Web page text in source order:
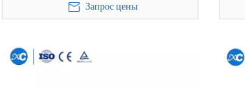
Запрос цены